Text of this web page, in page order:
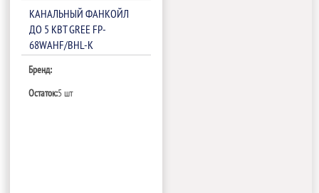
КАНАЛЬНЫЙ ФАНКОЙЛ
ДО 5 КВТ GREE FP-
68WAHF/BHL-K
Бренд:
Остаток:5 шт